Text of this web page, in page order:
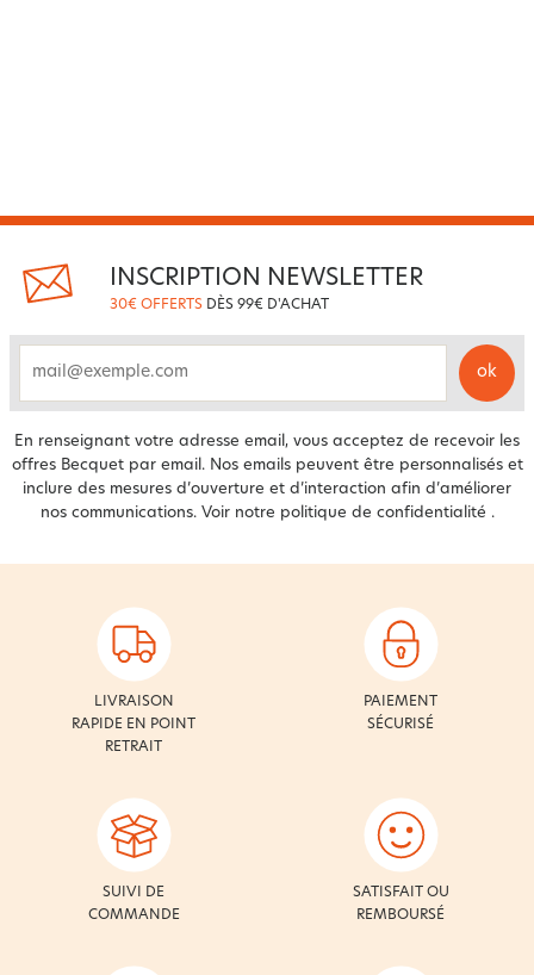
INSCRIPTION NEWSLETTER
30€ OFFERTS DÈS 99€ D'ACHAT
ok
En renseignant votre adresse email, vous acceptez de recevoir les
offres Becquet par email. Nos emails peuvent être personnalisés et
inclure des mesures d’ouverture et d’interaction afin d’améliorer
nos communications. Voir notre politique de confidentialité .
LIVRAISON
RAPIDE EN POINT
RETRAIT
PAIEMENT
SÉCURISÉ
SUIVI DE
COMMANDE
SATISFAIT OU
REMBOURSÉ